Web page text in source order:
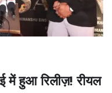
में हुआ रिलीज़! रीयल